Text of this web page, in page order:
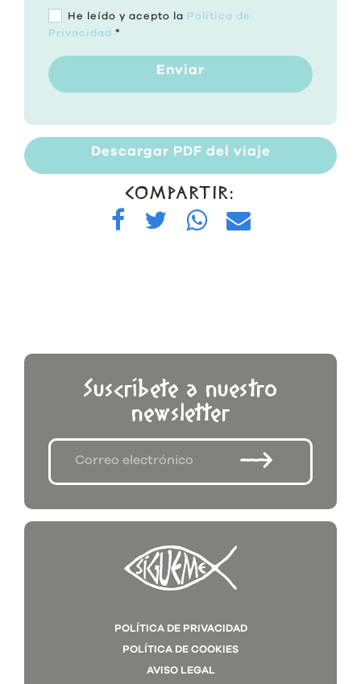
He leído y acepto la Política de
Privacidad *
Enviar
Descargar PDF del viaje
COMPARTIR:
Suscríbete a nuestro
newsletter
POLÍTICA DE PRIVACIDAD
POLÍTICA DE COOKIES
AVISO LEGAL